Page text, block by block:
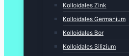
Kolloidales Zink
Kolloidales Germanium
Kolloidales Bor
Kolloidales Silizium